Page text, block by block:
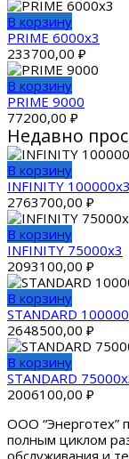
В корзину
PRIME 6000х3
233700,00 ₽
В корзину
PRIME 9000
77200,00 ₽
Недавно
В корзину
INFINITY 100000х3
2763700,00 ₽
В корзину
INFINITY 75000х3
2093100,00 ₽
В корзину
STANDARD
2648500,00 ₽
В корзину
STANDARD
2006100,00 ₽
OОО “Энерготех”
полным циклом